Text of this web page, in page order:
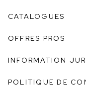
CATALOGUES
OFFRES PROS
INFORMATION
POLITIQUE DE